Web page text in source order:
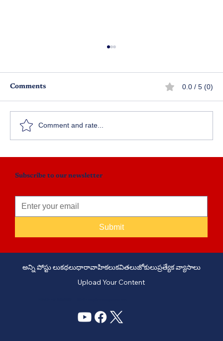
Comments 0.0 / 5 (0)
Comment and rate...
Subscribe to our newsletter
Submit
అన్ని పోస్టు లుకథలుధారావాహికలుకవితలుజోకులుప్రత్యేక వ్యాసాలు
Upload Your Content